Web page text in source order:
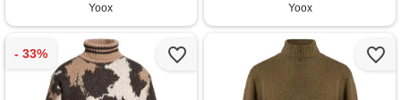
Yoox
Yoox